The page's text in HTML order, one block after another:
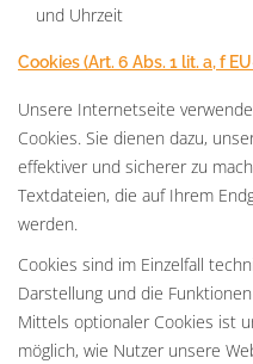
und Uhrzeit
Cookies (Art. 6 Abs. 1 lit. a, f
Unsere Internetseite
Cookies. Sie dienen dazu,
effektiver und sicherer zu
Textdateien, die auf Ihrem
werden.
Cookies sind im Einzelfall
Darstellung und die
Mittels optionaler Cookies ist
möglich, wie Nutzer unsere